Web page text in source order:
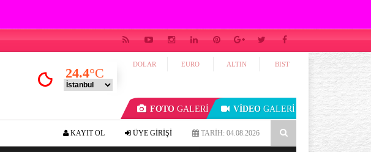
FOTO GALERİ VİDEO GALERİ
DOLAR EURO ALTIN BIST
24.4°C
Açık tenli ve renkli gözlüyseniz… 4-7-8 tekniği ile uykuya dalmak mümkün mü?
TARİH: 04.08.2026
ÜYE GİRİŞİ
KAYIT OL